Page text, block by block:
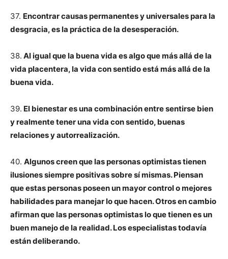
37. Encontrar causas permanentes y universales para la
desgracia, es la práctica de la desesperación.
38. Al igual que la buena vida es algo que más allá de la
vida placentera, la vida con sentido está más allá de la
buena vida.
39. El bienestar es una combinación entre sentirse bien
y realmente tener una vida con sentido, buenas
relaciones y autorrealización.
40. Algunos creen que las personas optimistas tienen
ilusiones siempre positivas sobre sí mismas. Piensan
que estas personas poseen un mayor control o mejores
habilidades para manejar lo que hacen. Otros en cambio
afirman que las personas optimistas lo que tienen es un
buen manejo de la realidad. Los especialistas todavía
están deliberando.